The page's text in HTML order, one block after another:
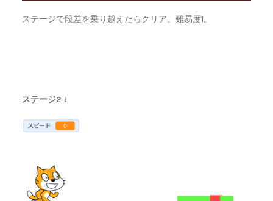
ステージで段差を乗り越えたらクリア。難易度1。
ステージ2 ↓